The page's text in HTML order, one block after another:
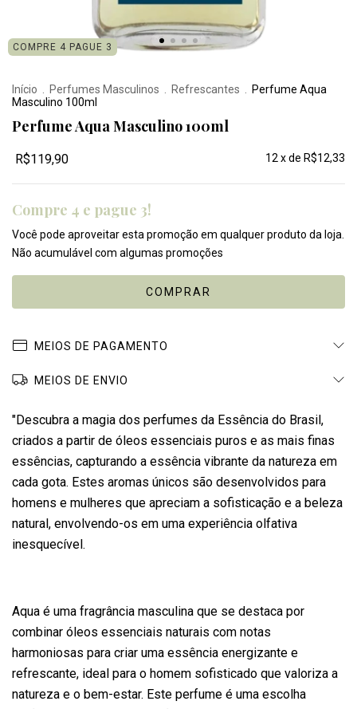
COMPRE 4 PAGUE 3
Início Perfumes Masculinos Refrescantes
Perfume Aqua
Masculino 100ml
Perfume Aqua Masculino 100ml
R$119,90 12 x de R$12,33
Compre 4 e pague 3!
Você pode aproveitar esta promoção em qualquer produto da loja.
Não acumulável com algumas promoções
MEIOS DE PAGAMENTO
MEIOS DE ENVIO
"Descubra a magia dos perfumes da Essência do Brasil,
criados a partir de óleos essenciais puros e as mais finas
essências, capturando a essência vibrante da natureza em
cada gota. Estes aromas únicos são desenvolvidos para
homens e mulheres que apreciam a sofisticação e a beleza
natural, envolvendo-os em uma experiência olfativa
inesquecível.
Aqua é uma fragrância masculina que se destaca por
combinar óleos essenciais naturais com notas
harmoniosas para criar uma essência energizante e
refrescante, ideal para o homem sofisticado que valoriza a
natureza e o bem-estar. Este perfume é uma escolha